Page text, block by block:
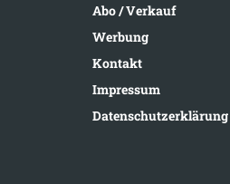
Abo / Verkauf
Werbung
Kontakt
Impressum
Datenschutzerklärung